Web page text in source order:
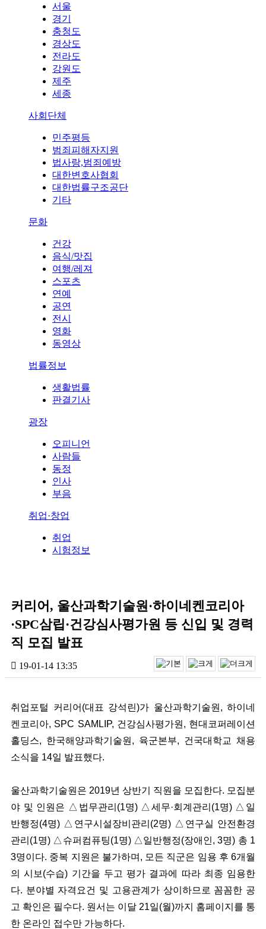
서울
경기
충청도
경상도
전라도
강원도
제주
세종
사회단체
민주평등
범죄피해자지원
법사랑,범죄예방
대한변호사협회
대한법률구조공단
기타
문화
건강
음식/맛집
여행/레져
스포츠
연예
공연
전시
영화
동영상
법률정보
생활법률
판결기사
광장
오피니언
사람들
동정
인사
부음
취업·창업
취업
시험정보
커리어, 울산과학기술원·하이네켄코리아
·SPC삼립·건강심사평가원 등 신입 및 경력
직 모집 발표
19-01-14 13:35
취업포털 커리어(대표 강석린)가 울산과학기술원, 하이네
켄코리아, SPC SAMLIP, 건강심사평가원, 현대코퍼레이션
홀딩스, 한국해양과학기술원, 육군본부, 건국대학교 채용
소식을 14일 발표했다.
울산과학기술원은 2019년 상반기 직원을 모집한다. 모집분
야 및 인원은 △법무관리(1명) △세무·회계관리(1명) △일
반행정(4명) △연구시설장비관리(2명) △연구실 안전환경
관리(1명) △슈퍼컴퓨팅(1명) △일반행정(장애인, 3명) 총 1
3명이다. 중복 지원은 불가하며, 모든 직군은 임용 후 6개월
의 시보(수습) 기간을 두고 평가 결과에 따라 최종 임용한
다. 분야별 자격요건 및 고용관계가 상이하므로 꼼꼼한 공
고 확인은 필수다. 원서는 이달 21일(월)까지 홈페이지를 통
한 온라인 접수만 가능하다.